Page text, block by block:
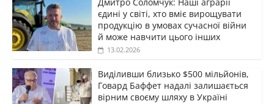
єдині у світі, хто вміє вирощувати
продукцію в умовах сучасної війни
й може навчити цього інших
13.02.2026
Виділивши близько $500 мільйонів,
Говард Баффет надалі залишається
вірним своєму шляху в Україні